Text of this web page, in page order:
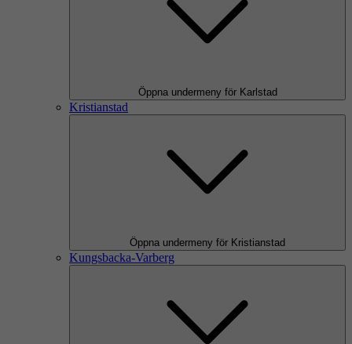
Öppna undermeny för Karlstad
Kristianstad
Öppna undermeny för Kristianstad
Kungsbacka-Varberg